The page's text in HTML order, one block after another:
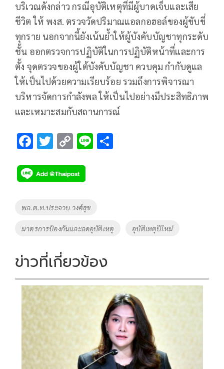
บริเวณดังกล่าว กรณีอุบัติเหตุที่มีผู้บาดเจ็บและเสีย
ชีวิต ให้ พงส. ตรวจวัดปริมาณแอลกอฮอล์ของผู้ขับขี่
ทุกราย นอกจากนี้ยังเน้นย้ำให้ผู้บังคับบัญชาทุกระดับ
ชั้น ออกตรวจการปฏิบัติในการปฏิบัติหน้าที่และการ
ตั้ง จุดตรวจของผู้ใต้บังคับบัญชา ควบคุม กำกับดูแล
ให้เป็นไปด้วยความเรียบร้อย รวมถึงการพิจารณา
บริหารจัดการกำลังพล ให้เป็นไปอย่างมีประสิทธิภาพ
และเหมาะสมกับสถานการณ์
F
e
b
o
k
T
tt
er
C
p
y
Li
k
Li
Tags
พล.ต.ท.ประจวบ วงศ์สุข
มาตรการป้องกันและลดอุบัติเหตุ อุบัติเหตุปีใหม่
ข่าวที่เกี่ยวข้อง